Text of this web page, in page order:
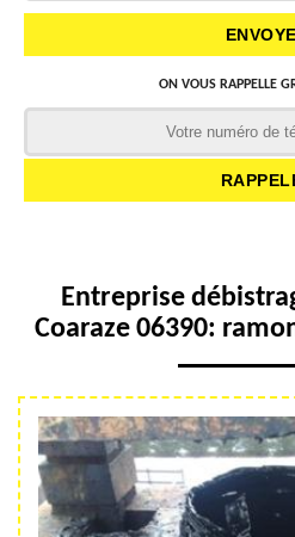
ON VOUS RAPPELLE
Entreprise
Coaraze 06390: